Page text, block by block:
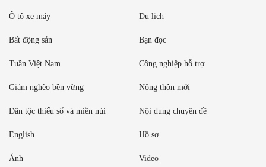
Ô tô xe máy Du lịch
Bất động sản Bạn đọc
Tuần Việt Nam Công nghiệp hỗ trợ
Giảm nghèo bền vững Nông thôn mới
Dân tộc thiểu số và miền núi Nội dung chuyên đề
English Hồ sơ
Ảnh Video